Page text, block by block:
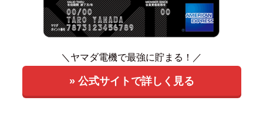
＼ヤマダ電機で最強に貯まる！／
» 公式サイトで詳しく見る